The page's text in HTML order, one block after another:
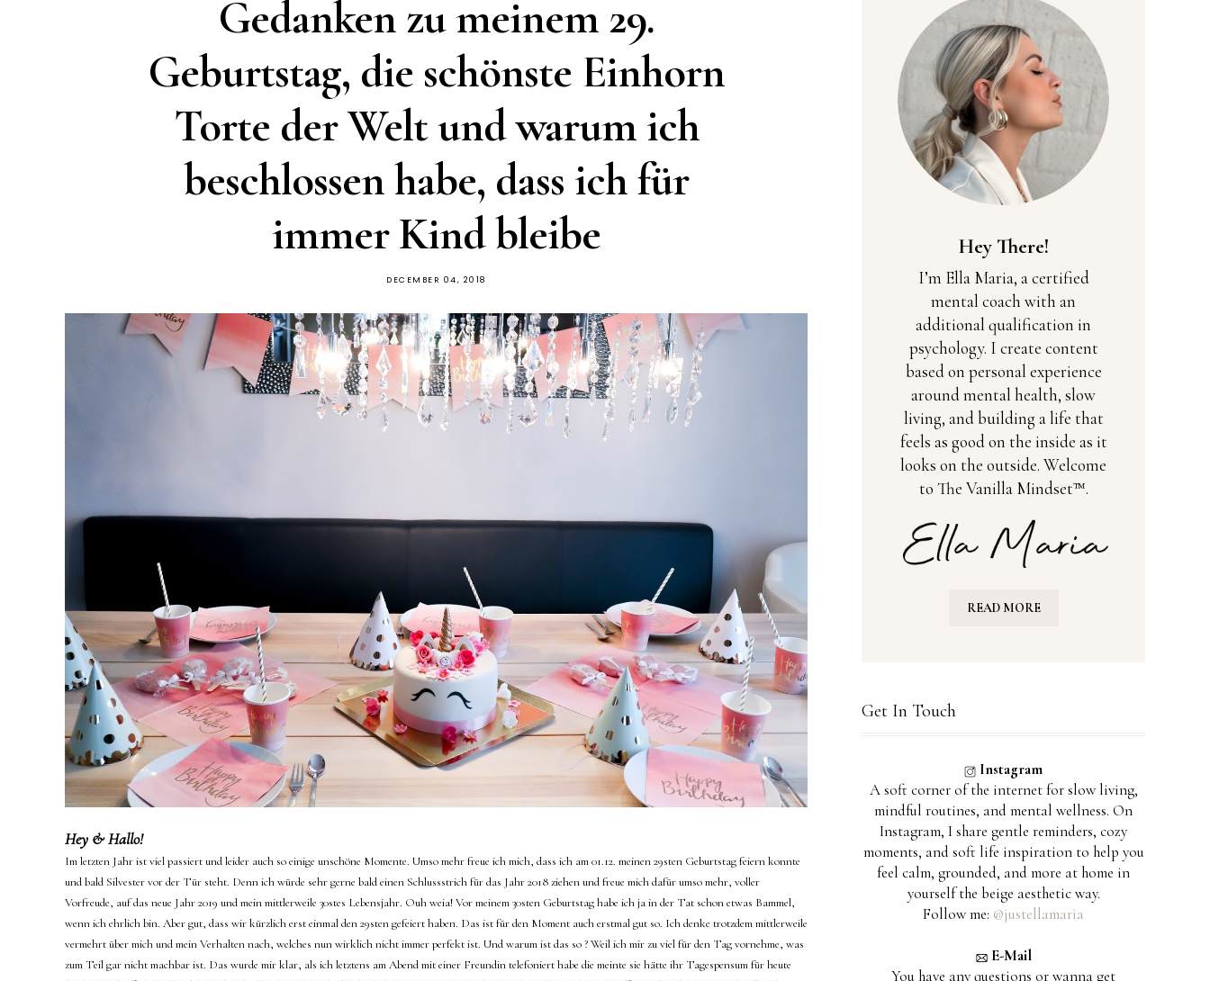
Gedanken zu meinem 29.
Geburtstag, die schönste Einhorn
Torte der Welt und warum ich
beschlossen habe, dass ich für
immer Kind bleibe
DECEMBER 04, 2018
Hey & Hallo!
Im letzten Jahr ist viel passiert und leider auch so einige unschöne Momente. Umso mehr freue ich mich, dass ich am 01.12. meinen 29sten Geburtstag feiern konnte
und bald Silvester vor der Tür steht. Denn ich würde sehr gerne bald einen Schlussstrich für das Jahr 2018 ziehen und freue mich dafür umso mehr, voller
Vorfreude, auf das neue Jahr 2019 und mein mittlerweile 30stes Lebensjahr. Ouh weia! Vor meinem 30sten Geburtstag habe ich ja in der Tat schon etwas Bammel,
wenn ich ehrlich bin. Aber gut, dass wir kürzlich erst einmal den 29sten gefeiert haben. Das ist für den Moment auch erstmal gut so. Ich denke trotzdem mittlerweile
vermehrt über mich und mein Verhalten nach, welches nun wirklich nicht immer perfekt ist. Und warum ist das so ? Weil ich mir zu viel für den Tag vornehme, was
zum Teil gar nicht machbar ist. Das wurde mir klar, als ich letztens am Abend mit einer Freundin telefoniert habe die meinte sie hätte ihr Tagespensum für heute
Hey There!
I’m Ella Maria, a certified
mental coach with an
additional qualification in
psychology. I create content
based on personal experience
around mental health, slow
living, and building a life that
feels as good on the inside as it
looks on the outside. Welcome
to The Vanilla Mindset™.
READ MORE
Get In Touch
Instagram
A soft corner of the internet for slow living,
mindful routines, and mental wellness. On
Instagram, I share gentle reminders, cozy
moments, and soft life inspiration to help you
feel calm, grounded, and more at home in
yourself the beige aesthetic way.
Follow me: @justellamaria
E-Mail
You have any questions or wanna get